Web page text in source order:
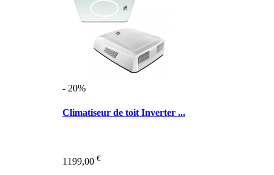
- 20%
Climatiseur de toit Inverter ...
1199,00 €